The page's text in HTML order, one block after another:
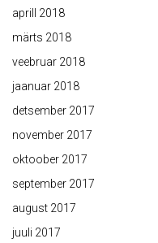
aprill 2018
märts 2018
veebruar 2018
jaanuar 2018
detsember 2017
november 2017
oktoober 2017
september 2017
august 2017
juuli 2017